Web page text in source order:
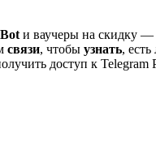
Bot и ваучеры на скидку —
связи, чтобы узнать,
доступ к